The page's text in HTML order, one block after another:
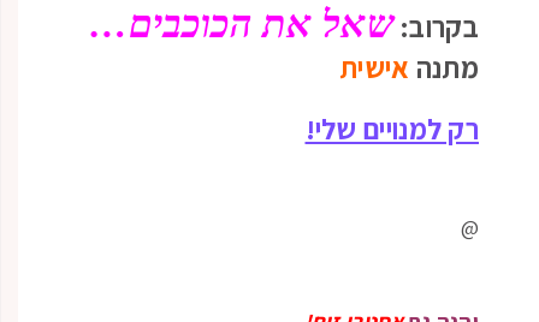
בקרוב:שאל את הכוכבים…
מתנה אישית
רק למנויים שלי!
@